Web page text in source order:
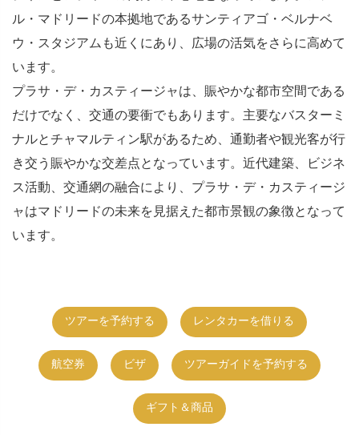
ル・マドリードの本拠地であるサンティアゴ・ベルナベ
ウ・スタジアムも近くにあり、広場の活気をさらに高めて
います。
プラサ・デ・カスティージャは、賑やかな都市空間である
だけでなく、交通の要衝でもあります。主要なバスターミ
ナルとチャマルティン駅があるため、通勤者や観光客が行
き交う賑やかな交差点となっています。近代建築、ビジネ
ス活動、交通網の融合により、プラサ・デ・カスティージ
ャはマドリードの未来を見据えた都市景観の象徴となって
います。
ツアーを予約する レンタカーを借りる
航空券 ビザ ツアーガイドを予約する
ギフト＆商品